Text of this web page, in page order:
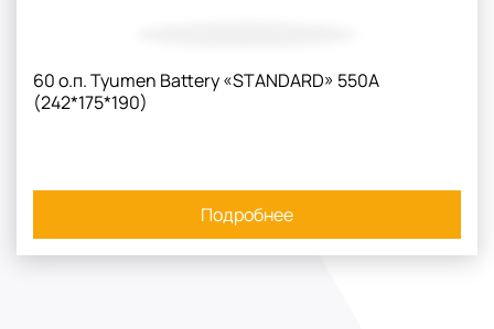
60 о.п. Tyumen Battery «STANDARD» 550А
(242*175*190)
Подробнее